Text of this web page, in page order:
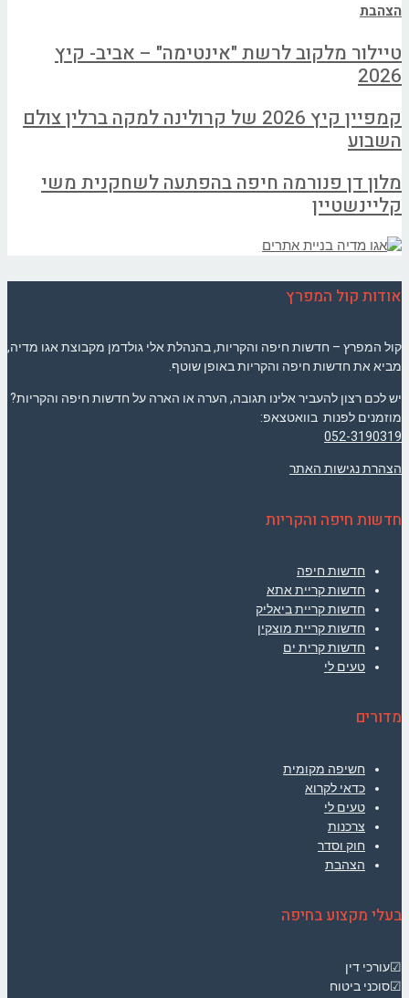
הצהבת
טיילור מלקוב לרשת "אינטימה" – אביב- קיץ
2026
קמפיין קיץ 2026 של קרולינה למקה ברלין צולם
השבוע
מלון דן פנורמה חיפה בהפתעה לשחקנית משי
קליינשטיין
אודות קול המפרץ
קול המפרץ – חדשות חיפה והקריות, בהנהלת אלי גולדמן מקבוצת אגו מדיה,
מביא את חדשות חיפה והקריות באופן שוטף.
יש לכם רצון להעביר אלינו תגובה, הערה או הארה על חדשות חיפה והקריות?
מוזמנים לפנות בוואטצאפ:
052-3190319
הצהרת נגישות האתר
חדשות חיפה והקריות
חדשות חיפה
חדשות קריית אתא
חדשות קריית ביאליק
חדשות קריית מוצקין
חדשות קרית ים
טעים לי
מדורים
חשיפה מקומית
כדאי לקרוא
טעים לי
צרכנות
חוק וסדר
הצהבת
בעלי מקצוע בחיפה
☑עורכי דין
☑סוכני ביטוח